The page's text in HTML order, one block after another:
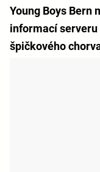
Young Boys Bern
informací serveru
špičkového